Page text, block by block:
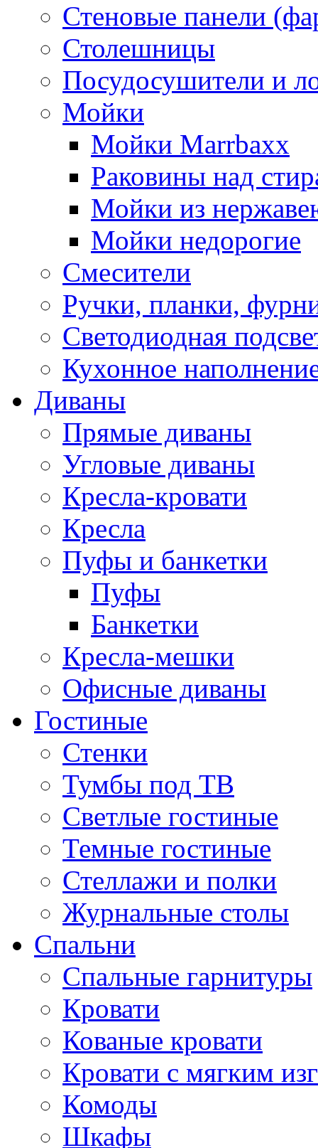
Стеновые панели
Столешницы
Посудосушители и
Мойки
Мойки Marrbaxx
Раковины над
Мойки из
Мойки недорогие
Смесители
Ручки, планки,
Светодиодная
Кухонное
Диваны
Прямые диваны
Угловые диваны
Кресла-кровати
Кресла
Пуфы и банкетки
Пуфы
Банкетки
Кресла-мешки
Офисные диваны
Гостиные
Стенки
Тумбы под ТВ
Светлые гостиные
Темные гостиные
Стеллажи и полки
Журнальные столы
Спальни
Спальные гарнитуры
Кровати
Кованые кровати
Кровати с мягким
Комоды
Шкафы